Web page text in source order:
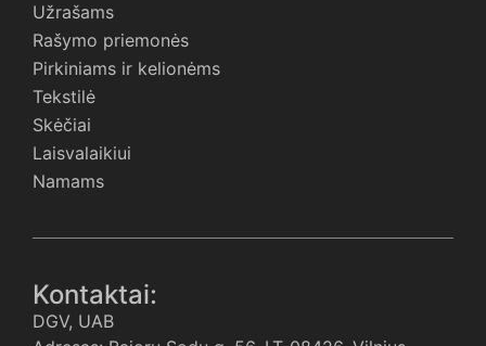
Užrašams
Rašymo priemonės
Pirkiniams ir kelionėms
Tekstilė
Skėčiai
Laisvalaikiui
Namams
Kontaktai:
DGV, UAB